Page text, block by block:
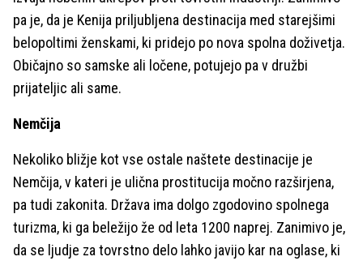
pa je, da je Kenija priljubljena destinacija med starejšimi
belopoltimi ženskami, ki pridejo po nova spolna doživetja.
Običajno so samske ali ločene, potujejo pa v družbi
prijateljic ali same.
Nemčija
Nekoliko bližje kot vse ostale naštete destinacije je
Nemčija, v kateri je ulična prostitucija močno razširjena,
pa tudi zakonita. Država ima dolgo zgodovino spolnega
turizma, ki ga beležijo že od leta 1200 naprej. Zanimivo je,
da se ljudje za tovrstno delo lahko javijo kar na oglase, ki